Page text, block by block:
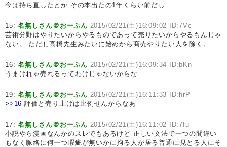
今は持ち直したとか その本出たの1年くらい前だし
15:名無しさん＠おーぷん 2015/02/21(土)16:09:02 ID:7Vc
芸術分野はやりたいからやるものであって売りたいからやるもんじゃ
ない。 ただし高橋先生みたいに始めから商売やりたい人を除く。
16:名無しさん＠おーぷん 2015/02/21(土)16:09:34 ID:bKn
うまけれゃ売れるってわけじゃないからな
19:名無しさん＠おーぷん 2015/02/21(土)16:11:33 ID:hrP
>>16 評価と売り上げは比例せんからなあ
17:名無しさん＠おーぷん 2015/02/21(土)16:11:02 ID:7Iu
小説やら漫画なんかのスレでもあるけど 正しい文法で一つの間違い
もなく脈絡に何一つ瑕疵が無いかに拘る人が居る普通に見とる人にそ